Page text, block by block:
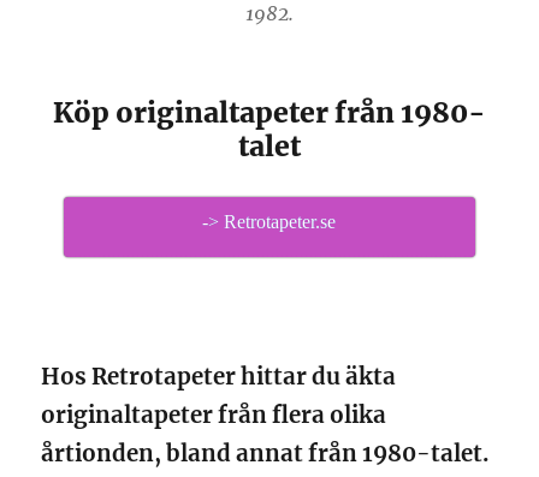
1982.
Köp originaltapeter från 1980-
talet
-> Retrotapeter.se
Hos Retrotapeter hittar du äkta
originaltapeter från flera olika
årtionden, bland annat från 1980-talet.